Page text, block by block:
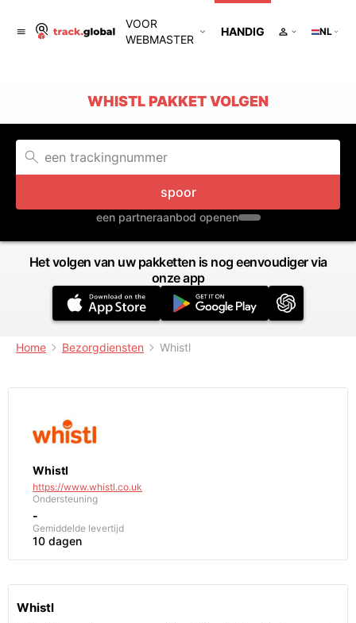
VOOR
WEBMASTER
HANDIG NL
WHISTL PAKKET VOLGEN
spoor
een partneraanbod openen
Het volgen van uw pakketten is nog eenvoudiger via
onze app
Home Bezorgdiensten Whistl
Whistl
https://www.whistl.co.uk
Ondersteuning
-
Gemiddelde levertijd
10 dagen
Whistl